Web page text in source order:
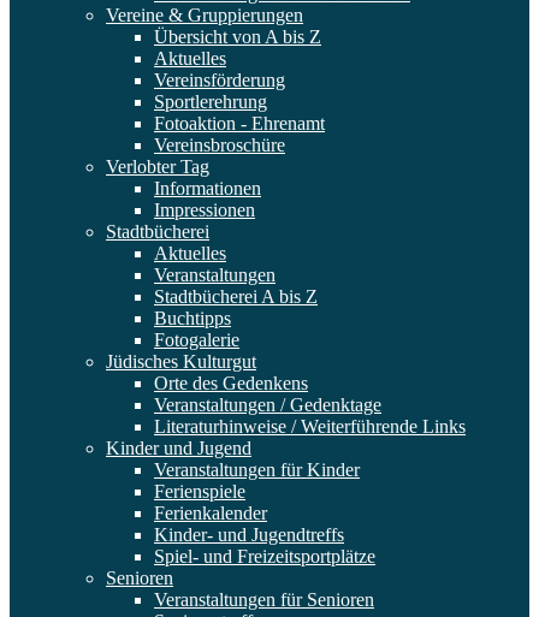
Vereine & Gruppierungen
Übersicht von A bis Z
Aktuelles
Vereinsförderung
Sportlerehrung
Fotoaktion - Ehrenamt
Vereinsbroschüre
Verlobter Tag
Informationen
Impressionen
Stadtbücherei
Aktuelles
Veranstaltungen
Stadtbücherei A bis Z
Buchtipps
Fotogalerie
Jüdisches Kulturgut
Orte des Gedenkens
Veranstaltungen / Gedenktage
Literaturhinweise / Weiterführende Links
Kinder und Jugend
Veranstaltungen für Kinder
Ferienspiele
Ferienkalender
Kinder- und Jugendtreffs
Spiel- und Freizeitsportplätze
Senioren
Veranstaltungen für Senioren